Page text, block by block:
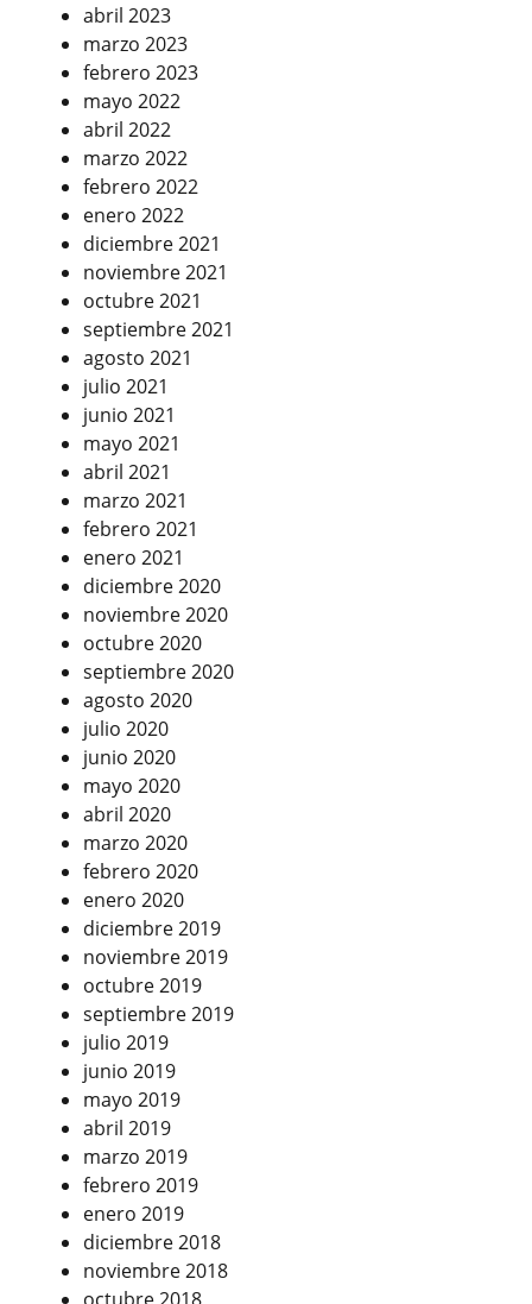
abril 2023
marzo 2023
febrero 2023
mayo 2022
abril 2022
marzo 2022
febrero 2022
enero 2022
diciembre 2021
noviembre 2021
octubre 2021
septiembre 2021
agosto 2021
julio 2021
junio 2021
mayo 2021
abril 2021
marzo 2021
febrero 2021
enero 2021
diciembre 2020
noviembre 2020
octubre 2020
septiembre 2020
agosto 2020
julio 2020
junio 2020
mayo 2020
abril 2020
marzo 2020
febrero 2020
enero 2020
diciembre 2019
noviembre 2019
octubre 2019
septiembre 2019
julio 2019
junio 2019
mayo 2019
abril 2019
marzo 2019
febrero 2019
enero 2019
diciembre 2018
noviembre 2018